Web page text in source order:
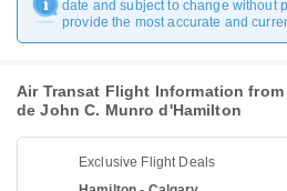
date and subject to change without
provide the most accurate and
Air Transat Flight Information
de John C. Munro d'Hamilton
Exclusive Flight Deals